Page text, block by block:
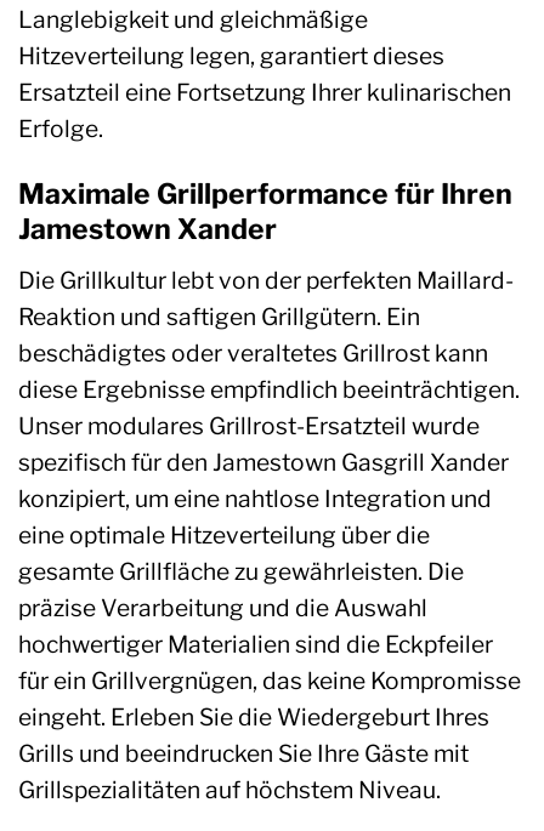
Langlebigkeit und gleichmäßige
Hitzeverteilung legen, garantiert dieses
Ersatzteil eine Fortsetzung Ihrer kulinarischen
Erfolge.
Maximale Grillperformance für Ihren
Jamestown Xander
Die Grillkultur lebt von der perfekten Maillard-
Reaktion und saftigen Grillgütern. Ein
beschädigtes oder veraltetes Grillrost kann
diese Ergebnisse empfindlich beeinträchtigen.
Unser modulares Grillrost-Ersatzteil wurde
spezifisch für den Jamestown Gasgrill Xander
konzipiert, um eine nahtlose Integration und
eine optimale Hitzeverteilung über die
gesamte Grillfläche zu gewährleisten. Die
präzise Verarbeitung und die Auswahl
hochwertiger Materialien sind die Eckpfeiler
für ein Grillvergnügen, das keine Kompromisse
eingeht. Erleben Sie die Wiedergeburt Ihres
Grills und beeindrucken Sie Ihre Gäste mit
Grillspezialitäten auf höchstem Niveau.